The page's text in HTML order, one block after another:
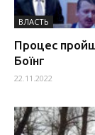
ВЛАСТЬ
Процес
Боїнг
22.11.2022